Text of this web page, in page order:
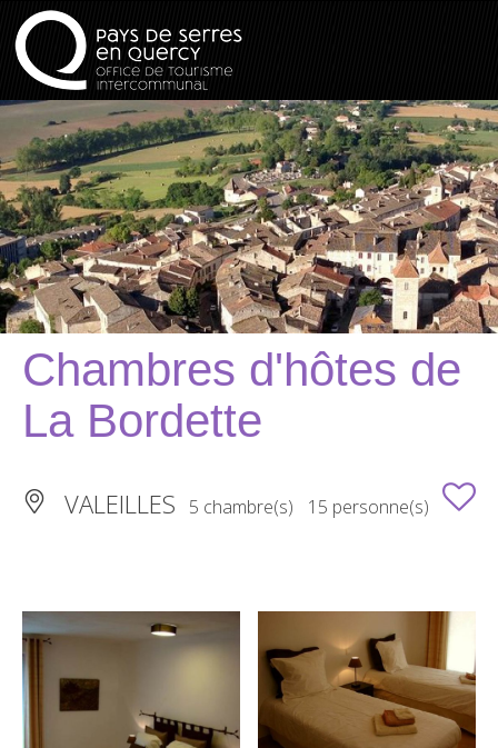
Chambres d'hôtes de
La Bordette
VALEILLES 5 chambre(s) 15 personne(s)